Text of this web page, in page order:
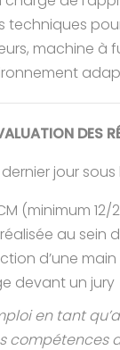
techniques
machine à
DES
jour sous
(minimum
au sein
d’une
devant un jury
en tant
compétences